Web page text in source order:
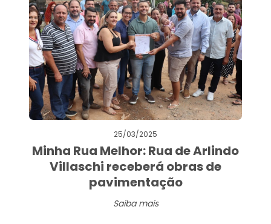
25/03/2025
Minha Rua Melhor: Rua de Arlindo
Villaschi receberá obras de
pavimentação
Saiba mais